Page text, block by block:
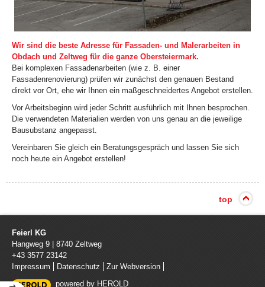
Wir sind die beste Adresse für Fassaden- und Malerarbeiten in
Obdach und Zeltweg für die ganze Obersteiermark.
Bei komplexen Fassadenarbeiten (wie z. B. einer
Fassadenrenovierung) prüfen wir zunächst den genauen Bestand
direkt vor Ort, ehe wir Ihnen ein maßgeschneidertes Angebot erstellen.
Vor Arbeitsbeginn wird jeder Schritt ausführlich mit Ihnen besprochen.
Die verwendeten Materialien werden von uns genau an die jeweilige
Bausubstanz angepasst.
Vereinbaren Sie gleich ein Beratungsgespräch und lassen Sie sich
noch heute ein Angebot erstellen!
top
Feierl KG
Hangweg 9
8740 Zeltweg
+43 3577 23142
Impressum
Datenschutz
Zur Webversion
powered by HEROLD